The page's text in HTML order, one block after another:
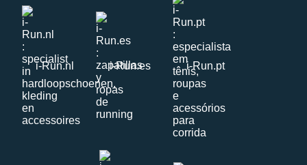
i-Run.nl i-Run.es i-Run.pt